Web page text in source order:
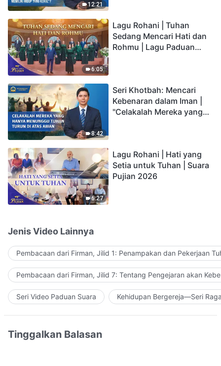
12:21
6:05
Lagu Rohani | Tuhan
Sedang Mencari Hati dan
Rohmu | Lagu Paduan
8:42
Seri Khotbah: Mencari
Kebenaran dalam Iman |
"Celakalah Mereka yang
6:27
Lagu Rohani | Hati yang
Setia untuk Tuhan | Suara
Pujian 2026
Jenis Video Lainnya
Pembacaan dari Firman, Jilid 1: Penampakan dan Pekerjaan
Pembacaan dari Firman, Jilid 7: Tentang Pengejaran akan
Seri Video Paduan Suara Kehidupan Bergereja—Seri
Tinggalkan Balasan